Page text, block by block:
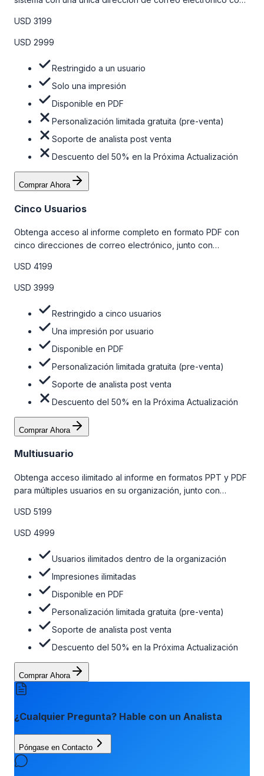
la tabla de precios a continuación.
USD 3199
USD 2999
Restringido a un usuario
Solo una impresión
Disponible en PDF
Personalización limitada gratuita (pre-venta)
Soporte de analista post venta
Descuento del 50% en la Próxima Actualización
Comprar Ahora
Cinco Usuarios
Obtenga acceso al informe completo en formato PDF con
cinco direcciones de correo electrónico, junto con
venta y el soporte post-venta de nuestros analistas. Para
obtener más información, consulte la tabla de precios a
USD 4199
USD 3999
Restringido a cinco usuarios
Una impresión por usuario
Disponible en PDF
Personalización limitada gratuita (pre-venta)
Soporte de analista post venta
Descuento del 50% en la Próxima Actualización
Comprar Ahora
Multiusuario
Obtenga acceso ilimitado al informe en formatos PPT y PDF
para múltiples usuarios en su organización, junto con
venta, el soporte post-venta de nuestros analistas y una
opción de actualización gratuita del informe dentro de 180
la tabla de precios a continuación.
USD 5199
USD 4999
Usuarios ilimitados dentro de la organización
Impresiones ilimitadas
Disponible en PDF
Personalización limitada gratuita (pre-venta)
Soporte de analista post venta
Descuento del 50% en la Próxima Actualización
Comprar Ahora
¿Cualquier Pregunta? Hable con un Analista
Póngase en Contacto